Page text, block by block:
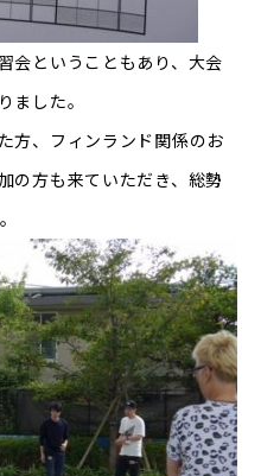
会ということもあり、大会
ました。
方、フィンランド関係のお
の方も来ていただき、総勢